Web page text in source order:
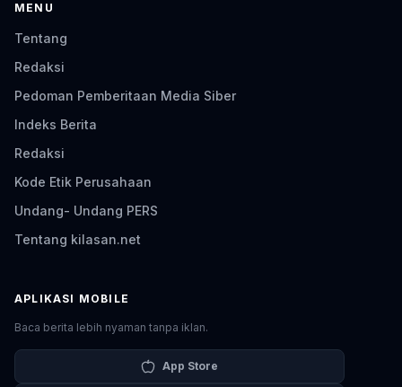
MENU
Tentang
Redaksi
Pedoman Pemberitaan Media Siber
Indeks Berita
Redaksi
Kode Etik Perusahaan
Undang- Undang PERS
Tentang kilasan.net
APLIKASI MOBILE
Baca berita lebih nyaman tanpa iklan.
App Store